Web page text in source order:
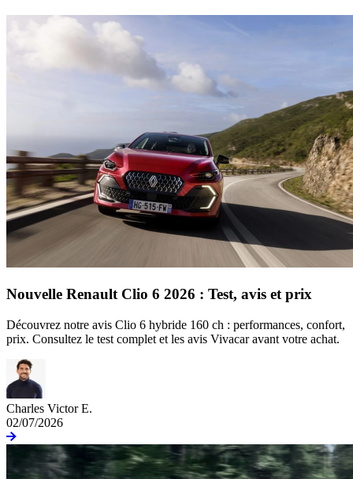
Nouvelle Renault Clio 6 2026 : Test, avis et prix
Découvrez notre avis Clio 6 hybride 160 ch : performances, confort,
prix. Consultez le test complet et les avis Vivacar avant votre achat.
Charles Victor E.
02/07/2026